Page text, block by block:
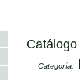
Categoría: